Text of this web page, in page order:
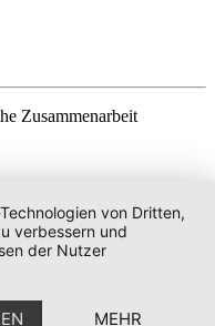
Zusammenarbeit
von Dritten,
verbessern und
der Nutzer
MEHR